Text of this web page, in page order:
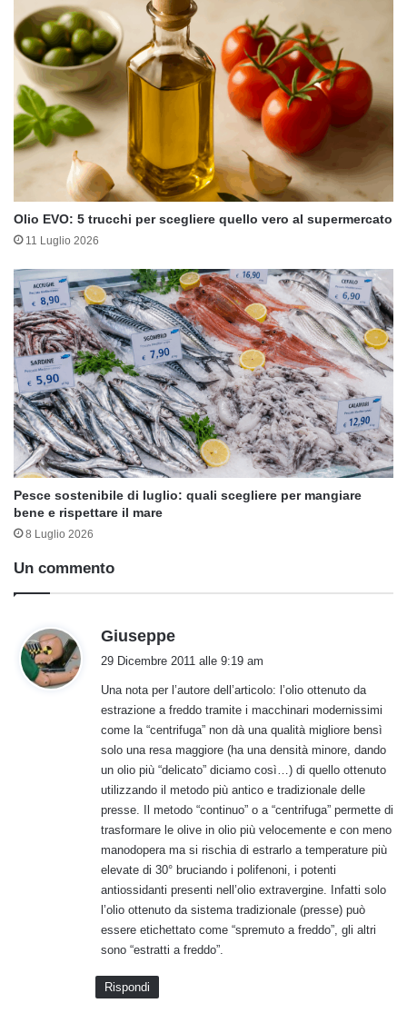
Olio EVO: 5 trucchi per scegliere quello vero al supermercato
11 Luglio 2026
Pesce sostenibile di luglio: quali scegliere per mangiare
bene e rispettare il mare
8 Luglio 2026
Un commento
Giuseppe
a
e
t
t
o
:
29 Dicembre 2011 alle 9:19 am
Una nota per l’autore dell’articolo: l’olio ottenuto da
estrazione a freddo tramite i macchinari modernissimi
come la “centrifuga” non dà una qualità migliore bensì
solo una resa maggiore (ha una densità minore, dando
un olio più “delicato” diciamo così…) di quello ottenuto
utilizzando il metodo più antico e tradizionale delle
presse. Il metodo “continuo” o a “centrifuga” permette di
trasformare le olive in olio più velocemente e con meno
manodopera ma si rischia di estrarlo a temperature più
elevate di 30° bruciando i polifenoni, i potenti
antiossidanti presenti nell’olio extravergine. Infatti solo
l’olio ottenuto da sistema tradizionale (presse) può
essere etichettato come “spremuto a freddo”, gli altri
sono “estratti a freddo”.
Rispondi